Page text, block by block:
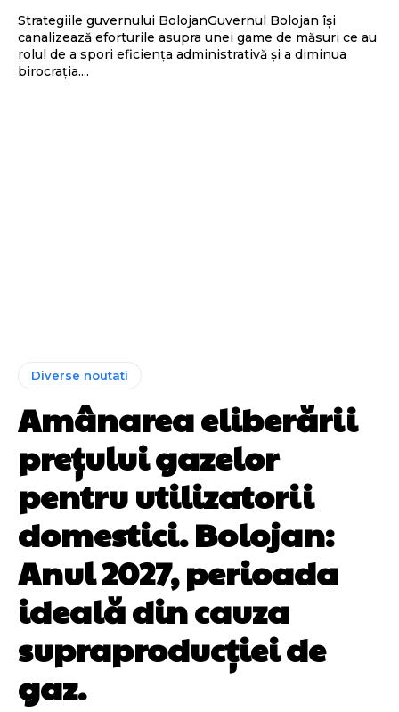
Strategiile guvernului BolojanGuvernul Bolojan își
canalizează eforturile asupra unei game de măsuri ce au
rolul de a spori eficiența administrativă și a diminua
birocrația....
Diverse noutati
Amânarea eliberării
prețului gazelor
pentru utilizatorii
domestici. Bolojan:
Anul 2027, perioada
ideală din cauza
supraproducției de
gaz.